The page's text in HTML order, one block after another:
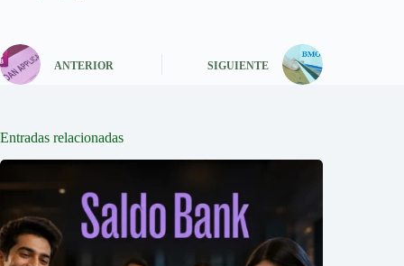
ANTERIOR SIGUIENTE
Entradas relacionadas